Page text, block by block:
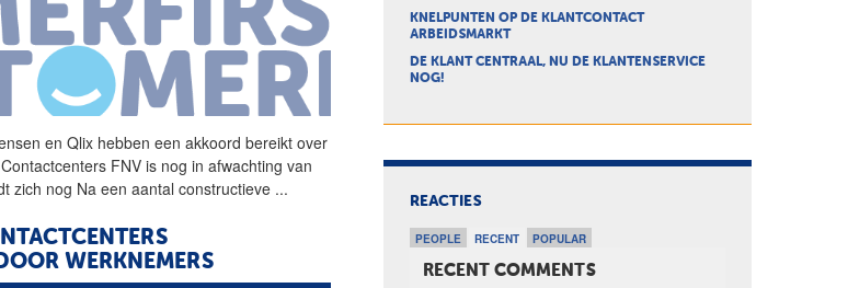
enQlix hebben een akkoord bereikt over
FNV is nog in afwachting van
zich nog Na een aantal constructieve ...
WERKNEMERS
KNELPUNTEN OP DE KLANTCONTACT
ARBEIDSMARKT
DE KLANT CENTRAAL, NU DE KLANTENSERVICE
NOG!
REACTIES
PEOPLE RECENT POPULAR
RECENT COMMENTS